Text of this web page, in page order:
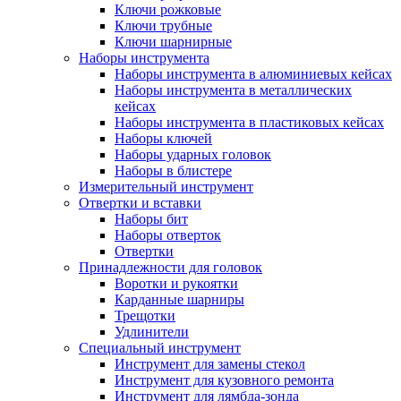
Ключи рожковые
Ключи трубные
Ключи шарнирные
Наборы инструмента
Наборы инструмента в алюминиевых кейсах
Наборы инструмента в металлических
кейсах
Наборы инструмента в пластиковых кейсах
Наборы ключей
Наборы ударных головок
Наборы в блистере
Измерительный инструмент
Отвертки и вставки
Наборы бит
Наборы отверток
Отвертки
Принадлежности для головок
Воротки и рукоятки
Карданные шарниры
Трещотки
Удлинители
Специальный инструмент
Инструмент для замены стекол
Инструмент для кузовного ремонта
Инструмент для лямбда-зонда